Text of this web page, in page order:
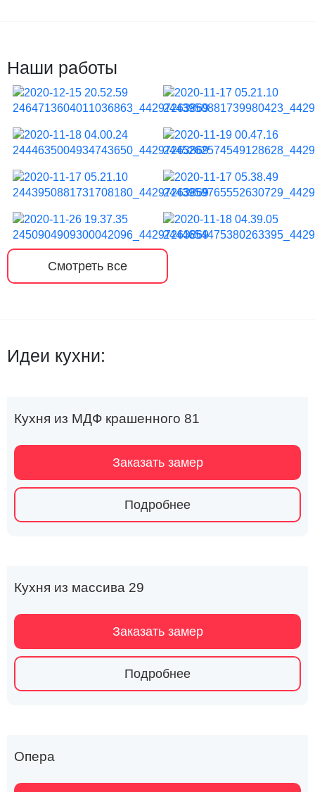
Наши работы
Смотреть все
Идеи кухни:
Кухня из МДФ крашенного 81
Заказать замер
Подробнее
Кухня из массива 29
Заказать замер
Подробнее
Опера